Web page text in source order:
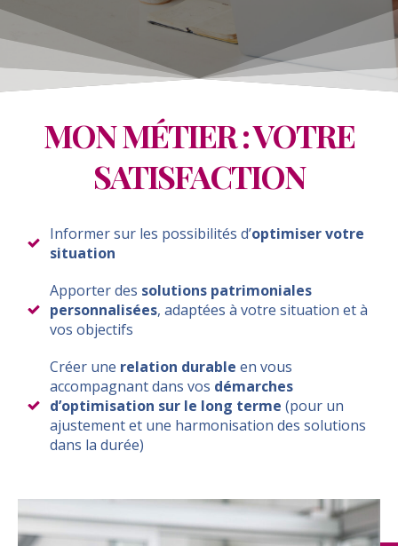
MON MÉTIER : VOTRE
SATISFACTION
Informer sur les possibilités d’optimiser votre
situation
Apporter des solutions patrimoniales
personnalisées, adaptées à votre situation et à
vos objectifs
Créer une relation durable en vous
accompagnant dans vos démarches
d’optimisation sur le long terme (pour un
ajustement et une harmonisation des solutions
dans la durée)